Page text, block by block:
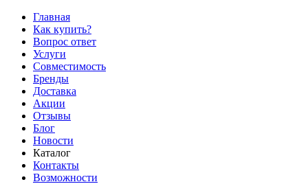
Главная
Как купить?
Вопрос ответ
Услуги
Совместимость
Бренды
Доставка
Акции
Отзывы
Блог
Новости
Каталог
Контакты
Возможности